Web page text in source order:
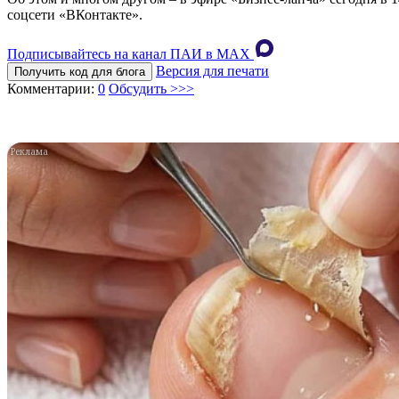
соцсети «ВКонтакте».
Подписывайтесь на канал ПАИ в MAХ
Получить код для блога
Версия для печати
Комментарии: 0 Обсудить >>>